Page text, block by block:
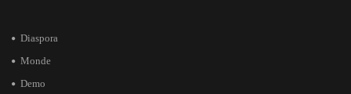
Diaspora
Monde
Demo